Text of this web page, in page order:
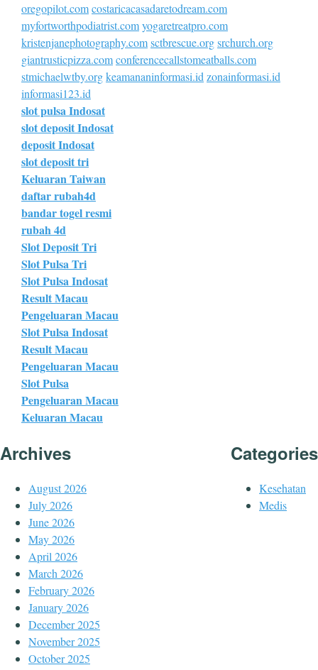
oregopilot.comcostaricacasadaretodream.com
myfortworthpodiatrist.comyogaretreatpro.com
kristenjanephotography.comsctbrescue.orgsrchurch.org
giantrusticpizza.comconferencecallstomeatballs.com
stmichaelwtby.orgkeamananinformasi.idzonainformasi.id
informasi123.id
slot pulsa Indosat
slot deposit Indosat
deposit Indosat
slot deposit tri
Keluaran Taiwan
daftar rubah4d
bandar togel resmi
rubah 4d
Slot Deposit Tri
Slot Pulsa Tri
Slot Pulsa Indosat
Result Macau
Pengeluaran Macau
Slot Pulsa Indosat
Result Macau
Pengeluaran Macau
Slot Pulsa
Pengeluaran Macau
Keluaran Macau
Archives
August 2026
July 2026
June 2026
May 2026
April 2026
March 2026
February 2026
January 2026
December 2025
November 2025
October 2025
Categories
Kesehatan
Medis